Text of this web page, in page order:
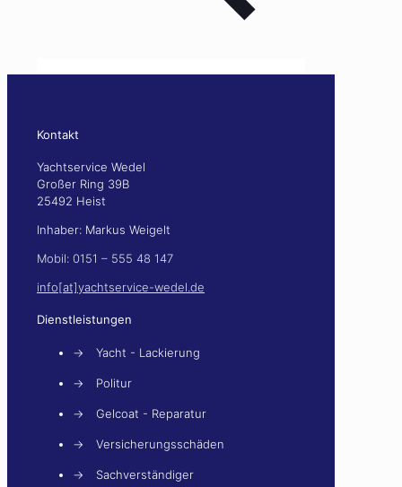
Kontakt
Yachtservice Wedel
Großer Ring 39B
25492 Heist
Inhaber: Markus Weigelt
Mobil: 0151 – 555 48 147
info[at]yachtservice-wedel.de
Dienstleistungen
→ Yacht - Lackierung
→ Politur
→ Gelcoat - Reparatur
→ Versicherungsschäden
→ Sachverständiger